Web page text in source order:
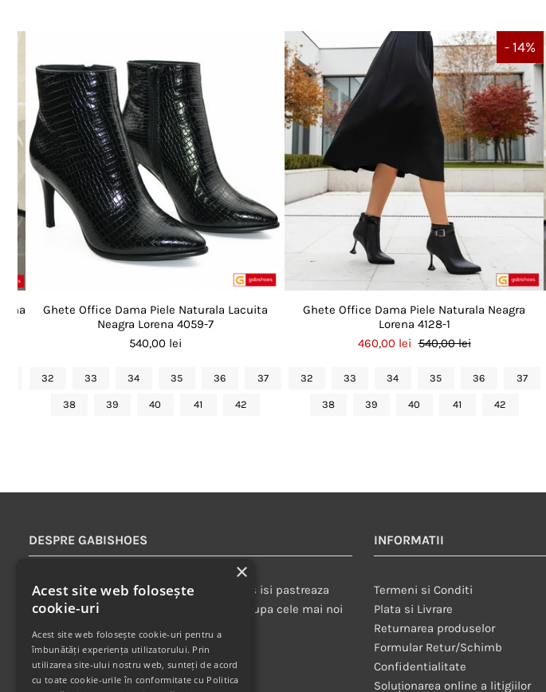
Ghete Office Dama Piele Naturala Lacuita
Neagra Lorena 4059-7
540,00 lei
32 33 34 35 36 37
38 39 40 41 42
- 14%
Ghete Office Dama Piele Naturala Neagra
Lorena 4128-1
460,00 lei 540,00 lei
32 33 34 35 36 37
38 39 40 41 42
DESPRE GABISHOES
Cu peste 20 de ani experienta, GabiShoes isi pastreaza
traditia de a oferi doar pantofi din piele dupa cele mai noi
tendinte ale modei.
INFORMATII
Termeni si Conditi
Plata si Livrare
Returnarea produselor
Formular Retur/Schimb
Confidentialitate
Soluționarea online a litigiilor
×
Acest site web folosește
cookie-uri
Acest site web folosește cookie-uri pentru a
îmbunătăți experiența utilizatorului. Prin
utilizarea site-ului nostru web, sunteți de acord
cu toate cookie-urile în conformitate cu Politica